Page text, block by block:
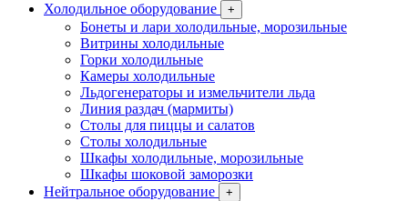
Холодильное оборудование
+
Бонеты и лари холодильные, морозильные
Витрины холодильные
Горки холодильные
Камеры холодильные
Льдогенераторы и измельчители льда
Линия раздач (мармиты)
Столы для пиццы и салатов
Столы холодильные
Шкафы холодильные, морозильные
Шкафы шоковой заморозки
Нейтральное оборудование
+